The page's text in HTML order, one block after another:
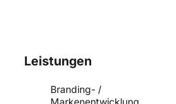
Leistungen
Branding- /
Markenentwicklung